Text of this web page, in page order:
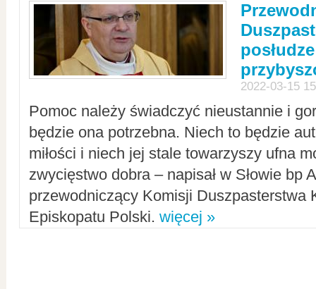
2022-03-15
Pomoc należy świadczyć nieustannie i
będzie ona potrzebna. Niech to będzie
miłości i niech jej stale towarzyszy ufna
zwycięstwo dobra – napisał w Słowie bp
przewodniczący Komisji Duszpasterstwa
Episkopatu Polski. więcej »